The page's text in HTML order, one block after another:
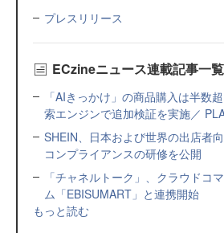
プレスリリース
ECzineニュース連載記事一覧
「AIきっかけ」の商品購入は半数
索エンジンで追加検証を実施／
SHEIN、日本および世界の出店者
コンプライアンスの研修を公開
「チャネルトーク」、クラウドコ
ム「EBISUMART」と連携開始
もっと読む